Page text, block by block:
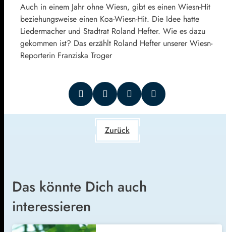
Auch in einem Jahr ohne Wiesn, gibt es einen Wiesn-Hit
beziehungsweise einen Koa-Wiesn-Hit. Die Idee hatte
Liedermacher und Stadtrat Roland Hefter. Wie es dazu
gekommen ist? Das erzählt Roland Hefter unserer Wiesn-
Reporterin Franziska Troger
Zurück
Das könnte Dich auch
interessieren